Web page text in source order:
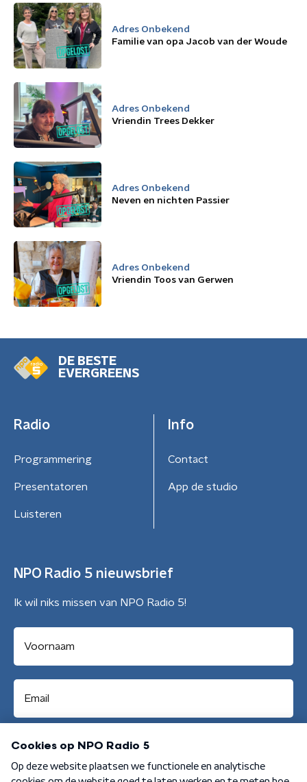
Adres Onbekend
Familie van opa Jacob van der Woude
Adres Onbekend
Vriendin Trees Dekker
Adres Onbekend
Neven en nichten Passier
Adres Onbekend
Vriendin Toos van Gerwen
DE BESTE
EVERGREENS
Radio
Programmering
Presentatoren
Luisteren
Info
Contact
App de studio
NPO Radio 5 nieuwsbrief
Ik wil niks missen van NPO Radio 5!
Aanmelden